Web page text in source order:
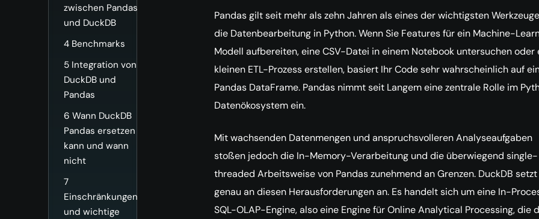
zwischen Pandas
und DuckDB
4 Benchmarks
5 Integration von
DuckDB und
Pandas
6 Wann DuckDB
Pandas ersetzen
kann und wann
nicht
7
Einschränkungen
und wichtige
Pandas gilt seit mehr als zehn Jahren als eines der wichtigsten
die Datenbearbeitung in Python. Wenn Sie Features für ein Machine-
Modell aufbereiten, eine CSV-Datei in einem Notebook untersuchen oder
kleinen ETL-Prozess erstellen, basiert Ihr Code sehr wahrscheinlich auf
Pandas DataFrame. Pandas nimmt seit Langem eine zentrale Rolle im
Datenökosystem ein.
Mit wachsenden Datenmengen und anspruchsvolleren Analyseaufgaben
stoßen jedoch die In-Memory-Verarbeitung und die überwiegend single-
threaded Arbeitsweise von Pandas zunehmend an Grenzen. DuckDB setzt
genau an diesen Herausforderungen an. Es handelt sich um eine In-
SQL-OLAP-Engine, also eine Engine für Online Analytical Processing, die